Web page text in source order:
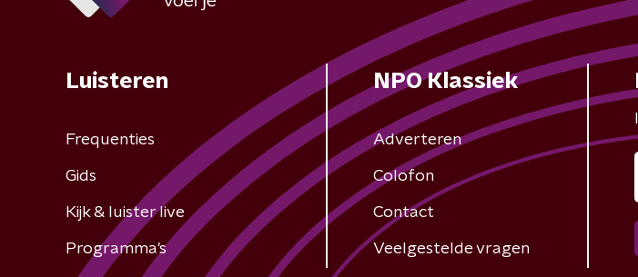
Luisteren
Frequenties
Gids
Kijk & luister live
Programma's
NPO Klassiek
Adverteren
Colofon
Contact
Veelgestelde vragen